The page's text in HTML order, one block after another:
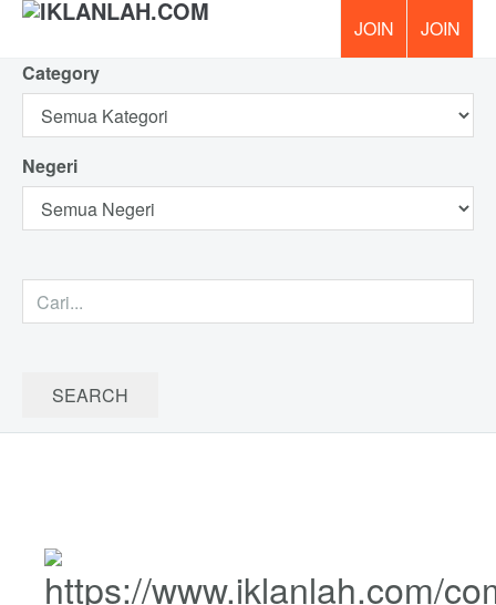
Category
Negeri